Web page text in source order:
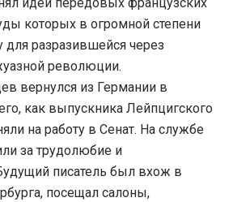
идеи передовых французских
которых в огромной степени
для разразившейся через
революции.
вернулся из Германии в
как выпускника Лейпцигского
на работу в Сенат. На службе
за трудолюбие и
писатель был вхож в
посещал салоны,